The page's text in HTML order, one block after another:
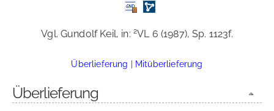
Vgl. Gundolf Keil, in: 2VL 6 (1987), Sp. 1123f.
Überlieferung | Mitüberlieferung
Überlieferung